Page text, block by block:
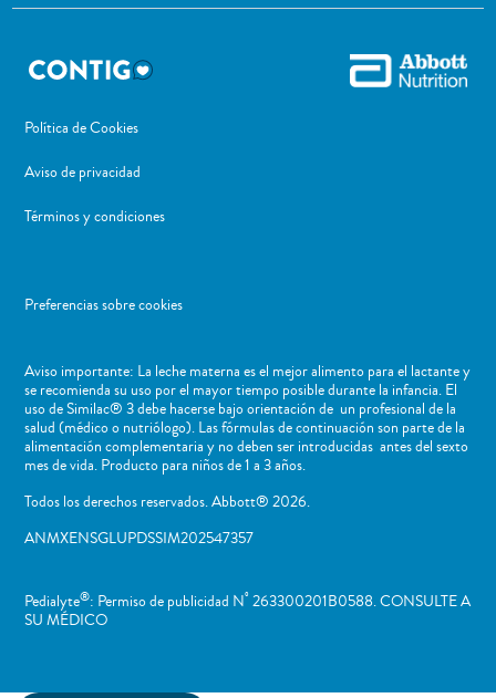
Política de Cookies
Aviso de privacidad
Términos y condiciones
Preferencias sobre cookies
Aviso importante: La leche materna es el mejor alimento para el lactante y
se recomienda su uso por el mayor tiempo posible durante la infancia. El
uso de Similac® 3 debe hacerse bajo orientación de un profesional de la
salud (médico o nutriólogo). Las fórmulas de continuación son parte de la
alimentación complementaria y no deben ser introducidas antes del sexto
mes de vida. Producto para niños de 1 a 3 años.
Todos los derechos reservados. Abbott® 2026.
ANMXENSGLUPDSSIM202547357
Pedialyte®: Permiso de publicidad Nº 263300201B0588. CONSULTE A
SU MÉDICO